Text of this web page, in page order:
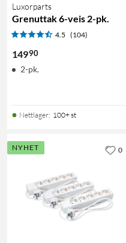
Luxorparts
Grenuttak 6-veis 2-pk.
4.5 (104)
14990
2-pk.
Nettlager: 100+ st
NYHET 0